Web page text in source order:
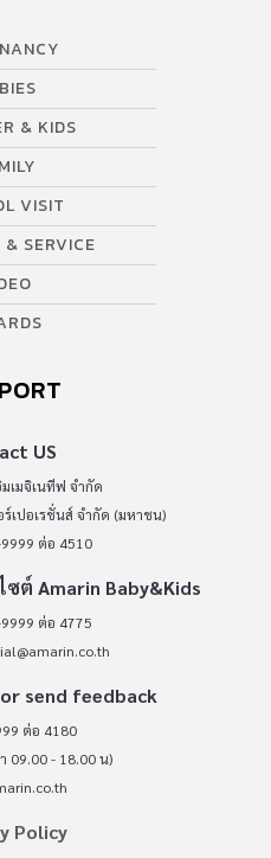
& KIDS
VISIT
SERVICE
US
เมจิเนทีฟ จำกัด
เปอเรชั่นส์ จำกัด (มหาชน)
ต่อ 4510
ต์ Amarin Baby&Kids
ต่อ 4775
send feedback
ต่อ 4180
09.00 - 18.00 น)
Policy